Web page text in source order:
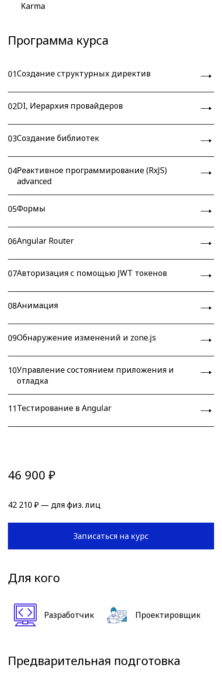
Karma
Программа курса
01Создание структурных директив
02DI, Иерархия провайдеров
03Создание библиотек
04Реактивное программирование (RxJS)
advanced
05Формы
06Angular Router
07Авторизация с помощью JWT токенов
08Анимация
09Обнаружение изменений и zone.js
10Управление состоянием приложения и
отладка
11Тестирование в Angular
46 900 ₽
42 210 ₽ — для физ. лиц
Записаться на курс
Для кого
Разработчик Проектировщик
Предварительная подготовка